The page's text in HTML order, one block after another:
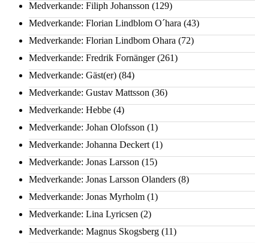
Medverkande: Filiph Johansson (129)
Medverkande: Florian Lindblom O´hara (43)
Medverkande: Florian Lindbom Ohara (72)
Medverkande: Fredrik Fornänger(261)
Medverkande: Gäst(er) (84)
Medverkande: Gustav Mattsson (36)
Medverkande: Hebbe (4)
Medverkande: Johan Olofsson (1)
Medverkande: Johanna Deckert (1)
Medverkande: Jonas Larsson (15)
Medverkande: Jonas Larsson Olanders (8)
Medverkande: Jonas Myrholm (1)
Medverkande: Lina Lyricsen (2)
Medverkande: Magnus Skogsberg (11)